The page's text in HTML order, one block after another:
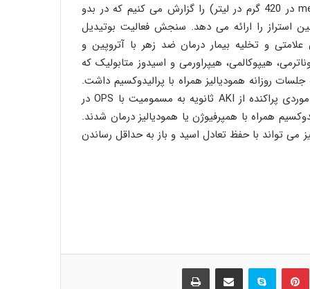
در 420 گرم در لیتر) را گزارش می کنیم که در بدو
استراز را ارائه می دهد. سنجش فعالیت بوتیدیل
و تخلیه بیمار درمان ضد زهر با آتروپین و
هیپوکالمی، هیپراورمی و اسیدوز متابولیک که
روزانه همودیالیز همراه با پرالیدوکسیم داشت.
پراکنده از AKI ثانویه به مسمومیت با OPSدر
همراه با همپرفیوژن یا همودیالیز درمان شدند.
می تواند با حفظ تعادل اسید و باز به حداقل رساندن
لینکدین ‫پین‌ترست اسکایپ اشتراک گذاری از طریق ایمیل
مقاله شماره بیست ویکم:سم دیازینون اثرات
مخرب بر سیستم بویایی دارد